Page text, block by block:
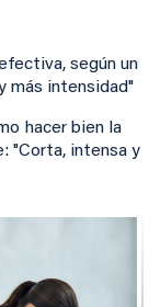
según un
más intensidad"
hacer bien la
"Corta, intensa y